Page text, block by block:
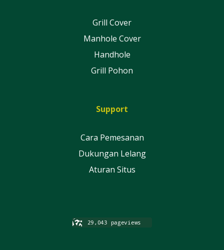
Grill Cover
Manhole Cover
Handhole
Grill Pohon
Support
Cara Pemesanan
Dukungan Lelang
Aturan Situs